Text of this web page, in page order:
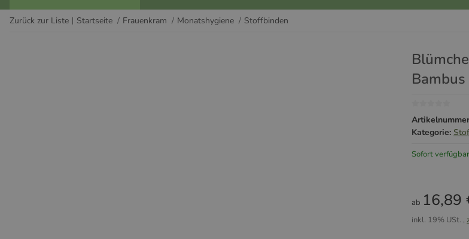
Zurück zur Liste Startseite Frauenkram Monatshygiene Stoffbinden
Kategorie:
Sofort verfügbar
ab 16,89
inkl. 19% USt. ,